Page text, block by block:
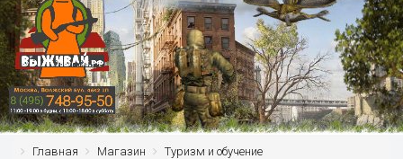
Главная Магазин
Туризм и обучение